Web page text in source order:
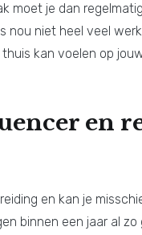
moet je dan
nou niet heel veel
kan voelen op
en
en kan je
binnen een jaar al zo